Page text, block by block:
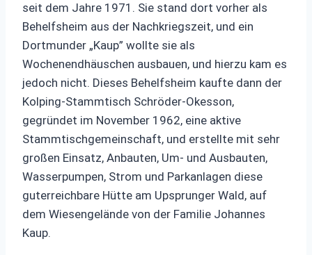
seit dem Jahre 1971. Sie stand dort vorher als
Behelfsheim aus der Nachkriegszeit, und ein
Dortmunder „Kaup” wollte sie als
Wochenendhäuschen ausbauen, und hierzu kam es
jedoch nicht. Dieses Behelfsheim kaufte dann der
Kolping-Stammtisch Schröder-Okesson,
gegründet im November 1962, eine aktive
Stammtischgemeinschaft, und erstellte mit sehr
großen Einsatz, Anbauten, Um- und Ausbauten,
Wasserpumpen, Strom und Parkanlagen diese
guterreichbare Hütte am Upsprunger Wald, auf
dem Wiesengelände von der Familie Johannes
Kaup.